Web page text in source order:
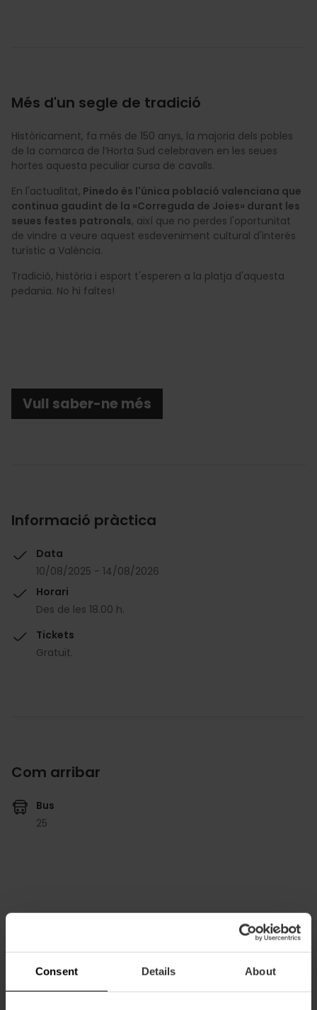
Consent Details About
Més d'un segle de tradició
Històricament, fa més de 150 anys, la majoria dels pobles
de la comarca de l’Horta Sud celebraven en les seues
hortes aquesta peculiar cursa de cavalls.
En l'actualitat, Pinedo és l'única població valenciana que
continua gaudint de la «Correguda de Joies» durant les
seues festes patronals, així que no perdes l'oportunitat
de vindre a veure aquest esdeveniment cultural d'interés
turístic a València.
Tradició, història i esport t'esperen a la platja d'aquesta
pedania. No hi faltes!
Vull saber-ne més
Informació pràctica
Data
10/08/2025 - 14/08/2026
Horari
Des de les 18.00 h.
Tickets
Gratuït.
Com arribar
Bus
25
Creu de la Conca, Travessia de Pinedo al Mar,